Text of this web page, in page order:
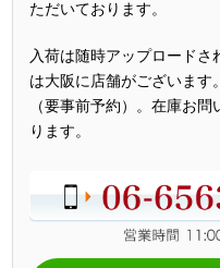
ただいております。
入荷は随時アップロード
は大阪に店舗がございます
（要事前予約）。在庫お
ります。